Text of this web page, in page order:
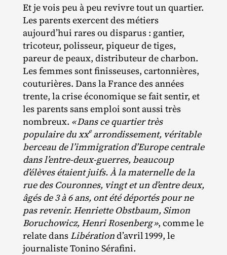
Et je vois peu à peu revivre tout un quartier.
Les parents exercent des métiers
aujourd’hui rares ou disparus : gantier,
tricoteur, polisseur, piqueur de tiges,
pareur de peaux, distributeur de charbon.
Les femmes sont finisseuses, cartonnières,
couturières. Dans la France des années
trente, la crise économique se fait sentir, et
les parents sans emploi sont aussi très
nombreux. «Dans ce quartier très
populaire duxxe arrondissement, véritable
berceau de l’immigration d’Europe centrale
dans l’entre-deux-guerres, beaucoup
d’élèves étaient juifs. À la maternelle de la
rue des Couronnes, vingt et un d’entre deux,
âgés de 3 à 6 ans, ont été déportés pour ne
pas revenir. Henriette Obstbaum, Simon
Boruchowicz, Henri Rosenberg», comme le
relate dansLibérationd’avril 1999, le
journaliste Tonino Sérafini.